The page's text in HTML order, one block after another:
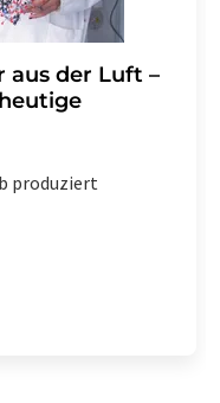
aus der Luft –
produziert